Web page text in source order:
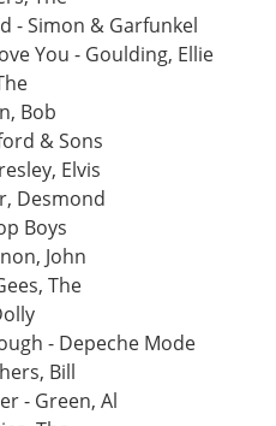
- Simon & Garfunkel
You - Goulding, Ellie
Bob
& Sons
Elvis
Desmond
Boys
John
The
- Depeche Mode
Bill
- Green, Al